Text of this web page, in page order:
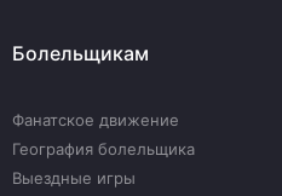
Болельщикам
Фанатское движение
География болельщика
Выездные игры